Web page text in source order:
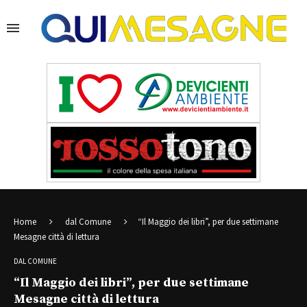
Home dal Comune
“Il Maggio dei libri”, per due settimane
Mesagne città di lettura
DAL COMUNE
“Il Maggio dei libri”, per due settimane
Mesagne città di lettura